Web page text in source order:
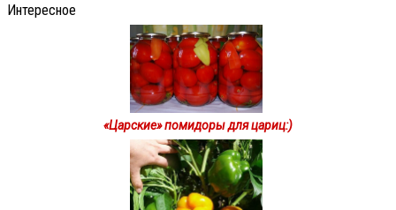
Интересное
«Царские» помидоры для цариц:)